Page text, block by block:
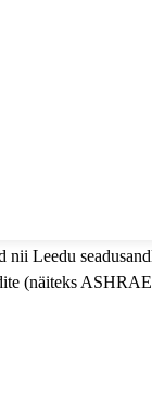
mille käigus
nii Leedu
(näiteks